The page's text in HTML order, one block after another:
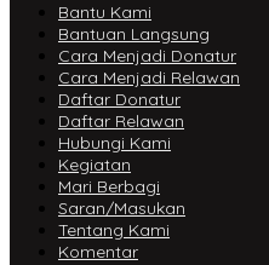
Bantu Kami
Bantuan Langsung
Cara Menjadi Donatur
Cara Menjadi Relawan
Daftar Donatur
Daftar Relawan
Hubungi Kami
Kegiatan
Mari Berbagi
Saran/Masukan
Tentang Kami
Komentar